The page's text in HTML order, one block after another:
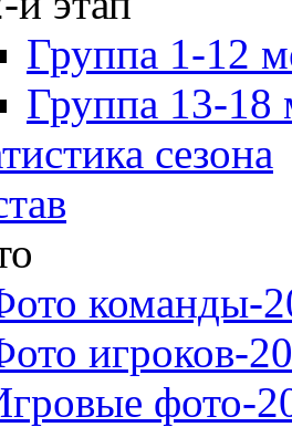
Группа 1-12
Группа 13-18
сезона
команды-
игроков-
фото-